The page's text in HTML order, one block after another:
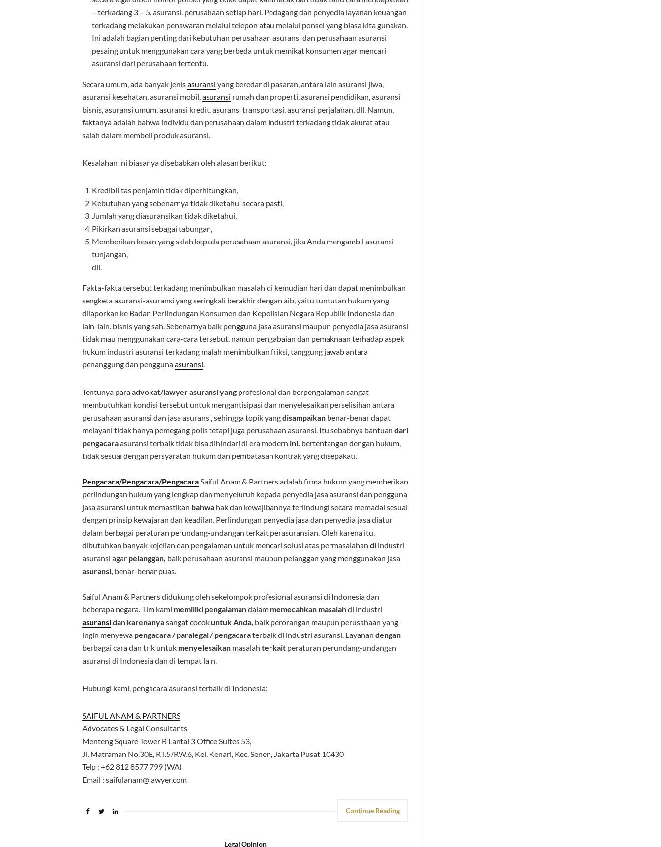
– terkadang 3 – 5. asuransi. perusahaan setiap hari. Pedagang dan penyedia layanan keuangan
terkadang melakukan penawaran melalui telepon atau melalui ponsel yang biasa kita gunakan.
Ini adalah bagian penting dari kebutuhan perusahaan asuransi dan perusahaan asuransi
pesaing untuk menggunakan cara yang berbeda untuk memikat konsumen agar mencari
asuransi dari perusahaan tertentu.
Secara umum, ada banyak jenisasuransi yang beredar di pasaran, antara lain asuransi jiwa,
asuransi kesehatan, asuransi mobil,asuransi rumah dan properti, asuransi pendidikan, asuransi
bisnis, asuransi umum, asuransi kredit, asuransi transportasi, asuransi perjalanan, dll. Namun,
faktanya adalah bahwa individu dan perusahaan dalam industri terkadang tidak akurat atau
salah dalam membeli produk asuransi.
Kesalahan ini biasanya disebabkan oleh alasan berikut:
Kredibilitas penjamin tidak diperhitungkan,
Kebutuhan yang sebenarnya tidak diketahui secara pasti,
Jumlah yang diasuransikan tidak diketahui,
Pikirkan asuransi sebagai tabungan,
Memberikan kesan yang salah kepada perusahaan asuransi, jika Anda mengambil asuransi
tunjangan,
dll.
Fakta-fakta tersebut terkadang menimbulkan masalah di kemudian hari dan dapat menimbulkan
sengketa asuransi-asuransi yang seringkali berakhir dengan aib, yaitu tuntutan hukum yang
dilaporkan ke Badan Perlindungan Konsumen dan Kepolisian Negara Republik Indonesia dan
lain-lain. bisnis yang sah. Sebenarnya baik pengguna jasa asuransi maupun penyedia jasa asuransi
tidak mau menggunakan cara-cara tersebut, namun pengabaian dan pemaknaan terhadap aspek
hukum industri asuransi terkadang malah menimbulkan friksi, tanggung jawab antara
penanggung dan penggunaasuransi.
Tentunya paraadvokat/lawyerasuransiyang profesional dan berpengalaman sangat
membutuhkan kondisi tersebut untuk mengantisipasi dan menyelesaikan perselisihan antara
perusahaan asuransi dan jasa asuransi, sehingga topik yangdisampaikan benar-benar dapat
melayani tidak hanya pemegang polis tetapi juga perusahaan asuransi. Itu sebabnya bantuan dari
pengacaraasuransi terbaik tidak bisa dihindari di era modern ini. bertentangan dengan hukum,
tidak sesuai dengan persyaratan hukum dan pembatasan kontrak yang disepakati.
Pengacara/Pengacara/PengacaraSaiful Anam & Partners adalah firma hukum yang memberikan
perlindungan hukum yang lengkap dan menyeluruh kepada penyedia jasa asuransi dan pengguna
jasa asuransi untuk memastikan bahwa hak dan kewajibannya terlindungi secara memadai sesuai
dengan prinsip kewajaran dan keadilan. Perlindungan penyedia jasa dan penyedia jasa diatur
dalam berbagai peraturan perundang-undangan terkait perasuransian. Oleh karena itu,
dibutuhkan banyak kejelian dan pengalaman untuk mencari solusi atas permasalahan di industri
asuransi agar pelanggan, baik perusahaan asuransi maupun pelanggan yang menggunakan jasa
asuransi, benar-benar puas.
Saiful Anam & Partners didukung oleh sekelompok profesional asuransi di Indonesia dan
beberapa negara. Tim kami memiliki pengalamandalam memecahkan masalahdi industri
asuransidan karenanyasangat cocok untukAnda, baik perorangan maupun perusahaan yang
ingin menyewa pengacara/ paralegal/ pengacaraterbaik di industri asuransi. Layanan dengan
berbagai cara dan trik untuk menyelesaikan masalah terkait peraturan perundang-undangan
asuransi di Indonesia dan di tempat lain.
Hubungi kami, pengacara asuransi terbaik di Indonesia:
SAIFUL ANAM & PARTNERS
Advocates & Legal Consultants
Menteng Square Tower B Lantai 3 Office Suites 53,
Jl. Matraman No.30E, RT.5/RW.6, Kel. Kenari, Kec. Senen, Jakarta Pusat 10430
Telp : +62 812 8577 799 (WA)
Email : saifulanam@lawyer.com
Continue Reading
Legal Opinion